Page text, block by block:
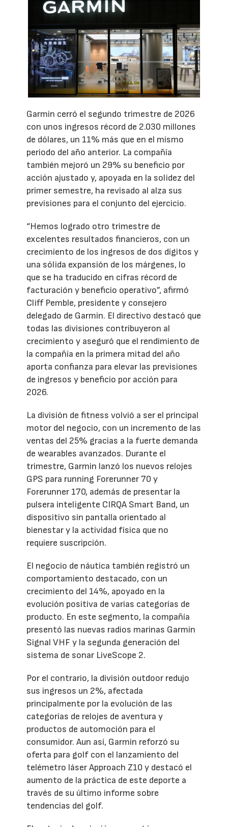
Garmin cerró el segundo trimestre de 2026
con unos ingresos récord de 2.030 millones
de dólares, un 11% más que en el mismo
periodo del año anterior. La compañía
también mejoró un 29% su beneficio por
acción ajustado y, apoyada en la solidez del
primer semestre, ha revisado al alza sus
previsiones para el conjunto del ejercicio.
“Hemos logrado otro trimestre de
excelentes resultados financieros, con un
crecimiento de los ingresos de dos dígitos y
una sólida expansión de los márgenes, lo
que se ha traducido en cifras récord de
facturación y beneficio operativo”, afirmó
Cliff Pemble, presidente y consejero
delegado de Garmin. El directivo destacó que
todas las divisiones contribuyeron al
crecimiento y aseguró que el rendimiento de
la compañía en la primera mitad del año
aporta confianza para elevar las previsiones
de ingresos y beneficio por acción para
2026.
La división de fitness volvió a ser el principal
motor del negocio, con un incremento de las
ventas del 25% gracias a la fuerte demanda
de wearables avanzados. Durante el
trimestre, Garmin lanzó los nuevos relojes
GPS para running Forerunner 70 y
Forerunner 170, además de presentar la
pulsera inteligente CIRQA Smart Band, un
dispositivo sin pantalla orientado al
bienestar y la actividad física que no
requiere suscripción.
El negocio de náutica también registró un
comportamiento destacado, con un
crecimiento del 14%, apoyado en la
evolución positiva de varias categorías de
producto. En este segmento, la compañía
presentó las nuevas radios marinas Garmin
Signal VHF y la segunda generación del
sistema de sonar LiveScope 2.
Por el contrario, la división outdoor redujo
sus ingresos un 2%, afectada
principalmente por la evolución de las
categorías de relojes de aventura y
productos de automoción para el
consumidor. Aun así, Garmin reforzó su
oferta para golf con el lanzamiento del
telémetro láser Approach Z10 y destacó el
aumento de la práctica de este deporte a
través de su último informe sobre
tendencias del golf.